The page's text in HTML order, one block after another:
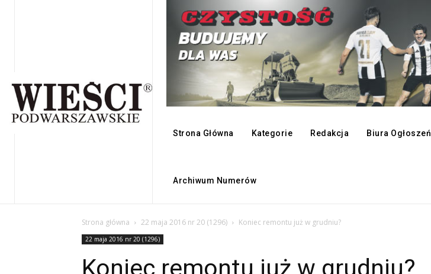
Strona Główna Kategorie Redakcja Biura Ogłoszeń
Archiwum Numerów
Strona główna 22 maja 2016 nr 20 (1296) Koniec remontu już w grudniu?
22 maja 2016 nr 20 (1296)
Koniec remontu już w grudniu?